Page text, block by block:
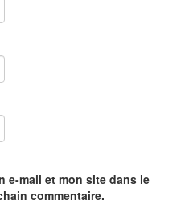
e-mail et mon site dans le
commentaire.